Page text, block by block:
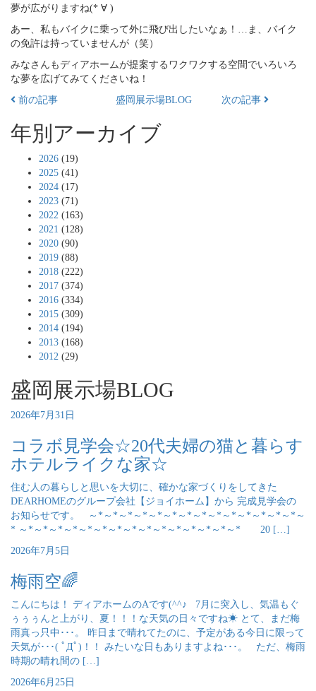
夢が広がりますね(* ∀ )
あー、私もバイクに乗って外に飛び出したいなぁ！…ま、バイク
の免許は持っていませんが（笑）
みなさんもディアホームが提案するワクワクする空間でいろいろ
な夢を広げてみてくださいね！
前の記事
盛岡展示場BLOG 次の記事
年別アーカイブ
2026 (19)
2025 (41)
2024 (17)
2023 (71)
2022 (163)
2021 (128)
2020 (90)
2019 (88)
2018 (222)
2017 (374)
2016 (334)
2015 (309)
2014 (194)
2013 (168)
2012 (29)
盛岡展示場BLOG
2026年7月31日
コラボ見学会☆20代夫婦の猫と暮らす
ホテルライクな家☆
住む人の暮らしと思いを大切に、確かな家づくりをしてきた
DEARHOMEのグループ会社【ジョイホーム】から 完成見学会の
お知らせです。 ～*～*～*～*～*～*～*～*～*～*～*～*～*～*～
* ～*～*～*～*～*～*～*～*～*～*～*～*～*～*～* 20 […]
2026年7月5日
梅雨空🌈
こんにちは！ ディアホームのAです(^^♪ 7月に突入し、気温もぐ
ぅぅぅんと上がり、夏！！！な天気の日々ですね☀ とて、まだ梅
雨真っ只中･･･。 昨日まで晴れてたのに、予定がある今日に限って
天気が･･･( ﾟДﾟ)！！ みたいな日もありますよね･･･。 ただ、梅雨
時期の晴れ間の […]
2026年6月25日